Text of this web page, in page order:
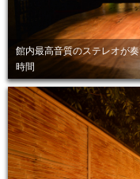
館内最高音質のステレオが
時間